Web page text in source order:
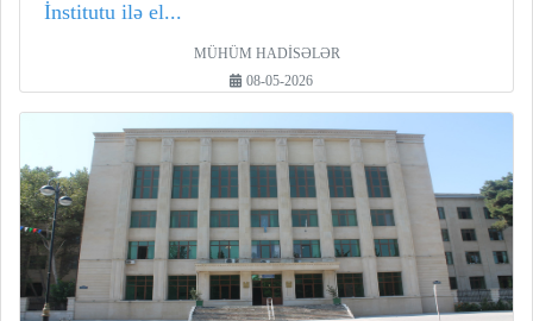
İnstitutu ilə el...
MÜHÜM HADİSƏLƏR
08-05-2026